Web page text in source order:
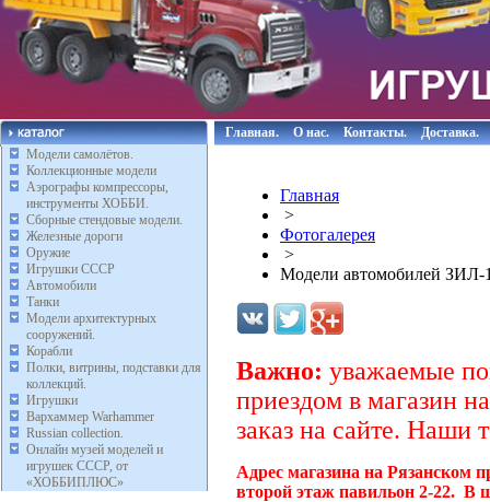
Модели самолётов.
Коллекционные модели
Аэрографы компрессоры,
инструменты ХОББИ.
Сборные стендовые модели.
Железные дороги
Оружие
Игрушки СССР
Автомобили
Танки
Модели архитектурных
сооружений.
Корабли
Полки, витрины, подставки для
коллекций.
Игрушки
Вархаммер Warhammer
Russian collection.
Онлайн музей моделей и
игрушек СССР, от
«ХОББИПЛЮС»
Главная. О нас. Контакты. Доставка.
Главная
>
Фотогалерея
>
Модели автомобилей ЗИЛ-
Важно: уважаемые
приездом в магазин
заказ на сайте. Наши
Адрес магазина на Рязанском
второй этаж павильон 2-22. В